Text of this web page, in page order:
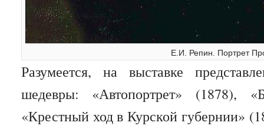
Е.И. Репин. Портрет
Разумеется, на выставке
шедевры: «Автопортрет» (1878),
«Крестный ход в Курской губернии»